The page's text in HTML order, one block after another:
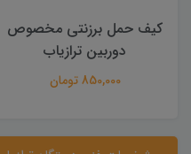
کیف حمل برزنتی مخصوص
دوربین ترازیاب
850,000 تومان